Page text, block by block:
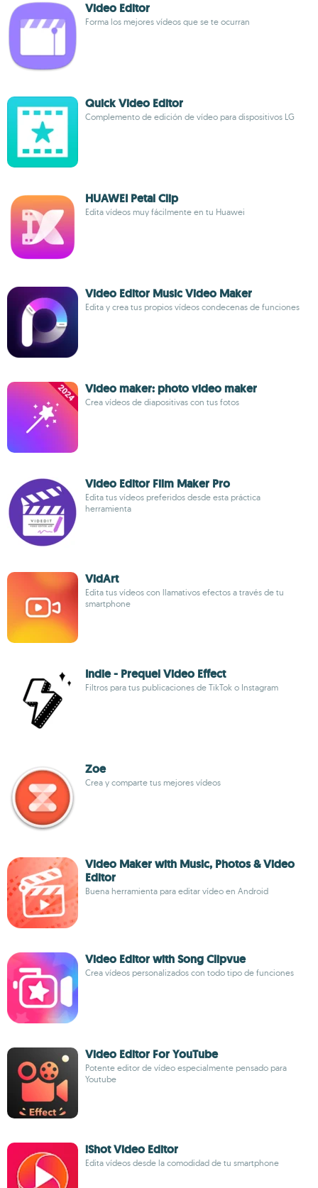
Video Editor
Forma los mejores vídeos que se te ocurran
Quick Video Editor
Complemento de edición de vídeo para dispositivos LG
HUAWEI Petal Clip
Edita vídeos muy fácilmente en tu Huawei
Video Editor Music Video Maker
Edita y crea tus propios vídeos condecenas de funciones
Video maker: photo video maker
Crea vídeos de diapositivas con tus fotos
Video Editor Film Maker Pro
Edita tus vídeos preferidos desde esta práctica
herramienta
VidArt
Edita tus vídeos con llamativos efectos a través de tu
smartphone
Indie - Prequel Video Effect
Filtros para tus publicaciones de TikTok o Instagram
Zoe
Crea y comparte tus mejores vídeos
Video Maker with Music, Photos & Video
Editor
Buena herramienta para editar vídeo en Android
Video Editor with Song Clipvue
Crea vídeos personalizados con todo tipo de funciones
Video Editor For YouTube
Potente editor de vídeo especialmente pensado para
Youtube
iShot Video Editor
Edita vídeos desde la comodidad de tu smartphone